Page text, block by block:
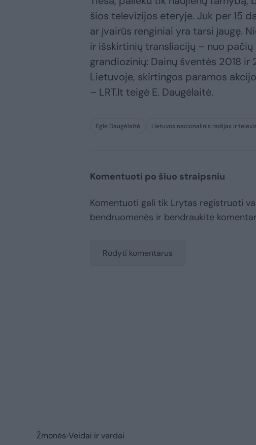
šios televizijos eteryje. Juk per 15
ar įvairūs renginiai yra tarsi įaugę.
ir išskirtinių transliacijų – nuo
grandiozinių: Dainų šventės 2018
Lietuvoje, skirtingos paramos
– LRT.lt teigė E. Daugėlaitė.
Eglė Daugėlaitė Lietuvos nacionalinis radijas ir
Komentuoti po šiuo straipsniu
Komentuoti gali tik Lrytas registruoti
bendruomenės ir bendraukite
Rodyti komentarus
Žmonės Veidai ir vardai